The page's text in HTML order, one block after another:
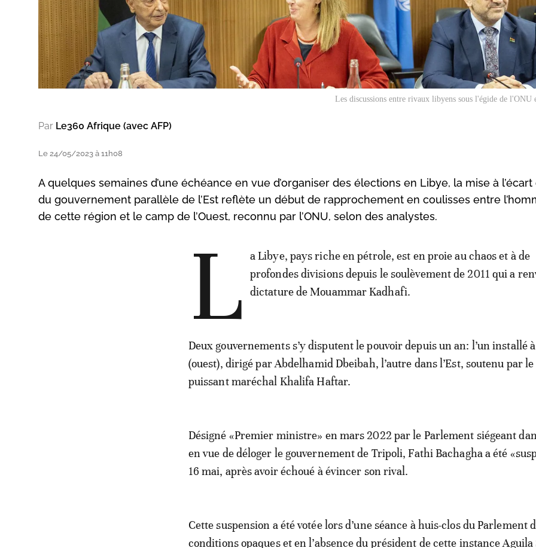
Les discussions entre rivaux libyens sous l'égide de l'ONU
Par Le360 Afrique (avec AFP)
Le 24/05/2023 à 11h08
A quelques semaines d’une échéance en vue d’organiser des élections en Libye, la mise à
du gouvernement parallèle de l’Est reflète un début de rapprochement en coulisses entre
de cette région et le camp de l’Ouest, reconnu par l’ONU, selon des analystes.
L
a Libye, pays riche en pétrole, est en proie au chaos et à de
profondes divisions depuis le soulèvement de 2011 qui a
dictature de Mouammar Kadhafi.
Deux gouvernements s’y disputent le pouvoir depuis un an: l’un installé
(ouest), dirigé par Abdelhamid Dbeibah, l’autre dans l’Est, soutenu par
puissant maréchal Khalifa Haftar.
Désigné «Premier ministre» en mars 2022 par le Parlement siégeant
en vue de déloger le gouvernement de Tripoli, Fathi Bachagha a été
16 mai, après avoir échoué à évincer son rival.
Cette suspension a été votée lors d’une séance à huis-clos du Parlement
conditions opaques et en l’absence du président de cette instance Aguila